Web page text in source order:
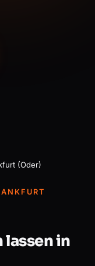
(Oder)
in